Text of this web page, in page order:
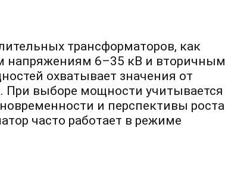
трансформаторов, как
напряжениям 6–35 кВ и вторичным
охватывает значения от
При выборе мощности учитывается
и перспективы роста
часто работает в режиме